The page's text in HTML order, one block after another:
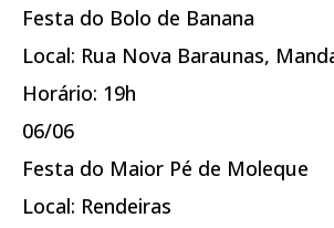
Festa do Bolo de Banana
Local: Rua Nova Baraunas,
Horário: 19h
06/06
Festa do Maior Pé de Moleque
Local: Rendeiras